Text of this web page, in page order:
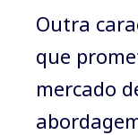
Outra
que
mercado